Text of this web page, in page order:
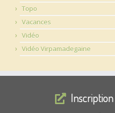
Topo
Vacances
Vidéo
Vidéo Virpamadegaine